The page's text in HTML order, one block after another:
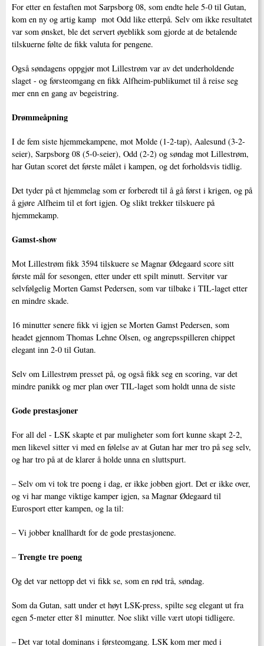
For etter en festaften mot Sarpsborg 08, som endte hele 5-0 til Gutan,
kom en ny og artig kamp mot Odd like etterpå. Selv om ikke resultatet
var som ønsket, ble det servert øyeblikk som gjorde at de betalende
tilskuerne følte de fikk valuta for pengene.
Også søndagens oppgjør mot Lillestrøm var av det underholdende
slaget - og førsteomgang en fikk Alfheim-publikumet til å reise seg
mer enn en gang av begeistring.
Drømmeåpning
I de fem siste hjemmekampene, mot Molde (1-2-tap), Aalesund (3-2-
seier), Sarpsborg 08 (5-0-seier), Odd (2-2) og søndag mot Lillestrøm,
har Gutan scoret det første målet i kampen, og det forholdsvis tidlig.
Det tyder på et hjemmelag som er forberedt til å gå først i krigen, og på
å gjøre Alfheim til et fort igjen. Og slikt trekker tilskuere på
hjemmekamp.
Gamst-show
Mot Lillestrøm fikk 3594 tilskuere se Magnar Ødegaard score sitt
første mål for sesongen, etter under ett spilt minutt. Servitør var
selvfølgelig Morten Gamst Pedersen, som var tilbake i TIL-laget etter
en mindre skade.
16 minutter senere fikk vi igjen se Morten Gamst Pedersen, som
headet gjennom Thomas Lehne Olsen, og angrepsspilleren chippet
elegant inn 2-0 til Gutan.
Selv om Lillestrøm presset på, og også fikk seg en scoring, var det
mindre panikk og mer plan over TIL-laget som holdt unna de siste
Gode prestasjoner
For all del - LSK skapte et par muligheter som fort kunne skapt 2-2,
men likevel sitter vi med en følelse av at Gutan har mer tro på seg selv,
og har tro på at de klarer å holde unna en sluttspurt.
– Selv om vi tok tre poeng i dag, er ikke jobben gjort. Det er ikke over,
og vi har mange viktige kamper igjen, sa Magnar Ødegaard til
Eurosport etter kampen, og la til:
– Vi jobber knallhardt for de gode prestasjonene.
–Trengte tre poeng
Og det var nettopp det vi fikk se, som en rød trå, søndag.
Som da Gutan, satt under et høyt LSK-press, spilte seg elegant ut fra
egen 5-meter etter 81 minutter. Noe slikt ville vært utopi tidligere.
– Det var total dominans i førsteomgang. LSK kom mer med i